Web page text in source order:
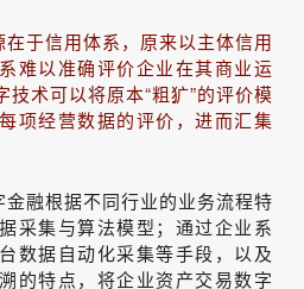
于信用体系，原来以主体信用
难以准确评价企业在其商业运
术可以将原本“粗犷”的评价模
项经营数据的评价，进而汇集
融根据不同行业的业务流程特
采集与算法模型；通过企业系
数据自动化采集等手段，以及
的特点，将企业资产交易数字